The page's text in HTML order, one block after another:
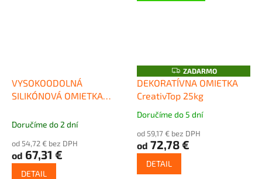
VYSOKOODOLNÁ
SILIKÓNOVÁ OMIETKA
Doručíme do 2 dní
od 54,72 € bez DPH
od 67,31 €
DETAIL
Z
A
D
A
M
O
ZADARMO
DEKORATÍVNA OMIETKA
CreativTop 25kg
Priemerné
produktu
je
5,0
Doručíme do 5 dní
od 59,17 € bez DPH
od 72,78 €
DETAIL